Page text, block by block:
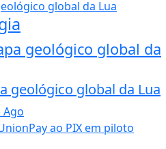
geológico global da
geológico global da Lua
Ago